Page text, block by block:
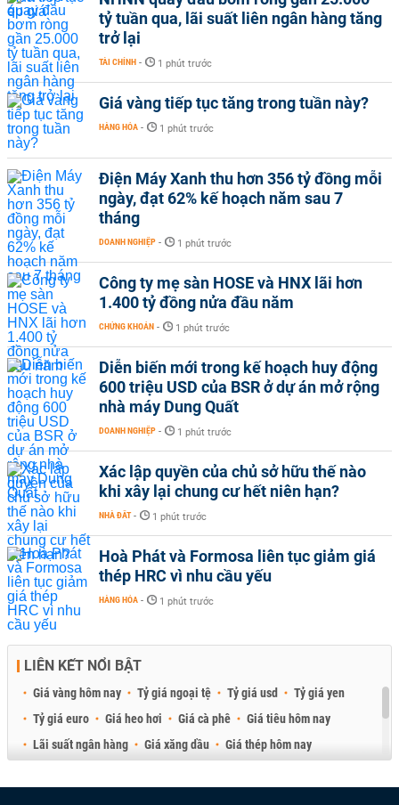
tỷ tuần qua, lãi suất liên ngân hàng tăng
trở lại
TÀI CHÍNH - 1 phút trước
Giá vàng tiếp tục tăng trong tuần này?
HÀNG HÓA - 1 phút trước
Điện Máy Xanh thu hơn 356 tỷ đồng mỗi
ngày, đạt 62% kế hoạch năm sau 7
tháng
DOANH NGHIỆP - 1 phút trước
Công ty mẹ sàn HOSE và HNX lãi hơn
1.400 tỷ đồng nửa đầu năm
CHỨNG KHOÁN - 1 phút trước
Diễn biến mới trong kế hoạch huy động
600 triệu USD của BSR ở dự án mở rộng
nhà máy Dung Quất
DOANH NGHIỆP - 1 phút trước
Xác lập quyền của chủ sở hữu thế nào
khi xây lại chung cư hết niên hạn?
NHÀ ĐẤT - 1 phút trước
Hoà Phát và Formosa liên tục giảm giá
thép HRC vì nhu cầu yếu
HÀNG HÓA - 1 phút trước
LIÊN KẾT NỔI BẬT
Giá vàng hôm nay Tỷ giá ngoại tệ Tỷ giá usd
Tỷ giá yen
Tỷ giá euro
Giá heo hơi Giá cà phê
Giá tiêu hôm nay
Lãi suất ngân hàng
Giá xăng dầu
Giá thép hôm nay